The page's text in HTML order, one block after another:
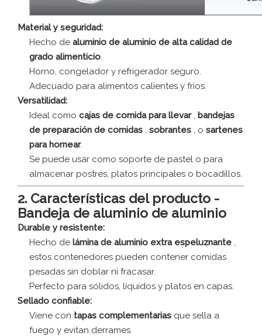
Material y seguridad:
Hecho de aluminio de aluminio de alta calidad de
grado alimenticio.
Horno, congelador y refrigerador seguro.
Adecuado para alimentos calientes y fríos.
Versatilidad:
Ideal como cajas de comida para llevar , bandejas
de preparación de comidas , sobrantes , o sartenes
para hornear.
Se puede usar como soporte de pastel o para
almacenar postres, platos principales o bocadillos.
2. Características del producto -
Bandeja de aluminio de aluminio
Durable y resistente:
Hecho de lámina de aluminio extra espeluznante ,
estos contenedores pueden contener comidas
pesadas sin doblar ni fracasar.
Perfecto para sólidos, líquidos y platos en capas.
Sellado confiable:
Viene con tapas complementarias que sella a
fuego y evitan derrames.